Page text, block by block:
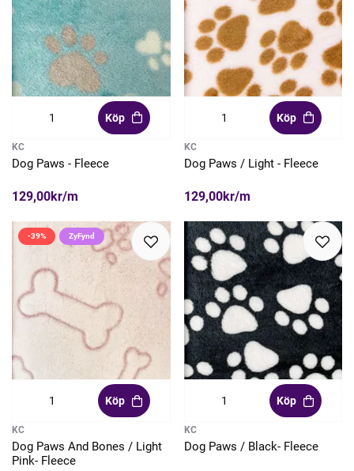
Köp
KC
Dog Paws - Fleece
129,00kr/m
Köp
KC
Dog Paws / Light - Fleece
129,00kr/m
-39% ZyFynd
Köp
KC
Dog Paws And Bones / Light
Pink- Fleece
Köp
KC
Dog Paws / Black- Fleece